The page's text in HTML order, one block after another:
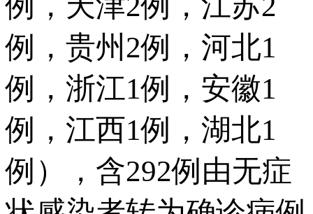
例，贵州2例，河北1
例，浙江1例，安徽1
例，江西1例，湖北1
例），含292例由无症